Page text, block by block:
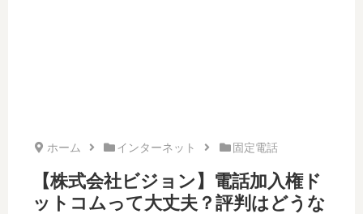
ホーム インターネット 固定電話
【株式会社ビジョン】電話加入権ド
ットコムって大丈夫？評判はどうな